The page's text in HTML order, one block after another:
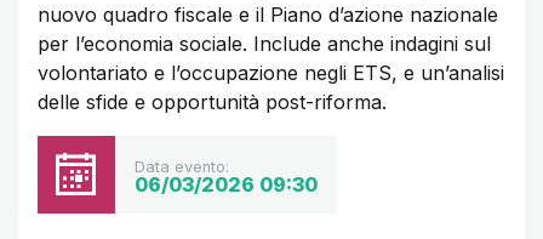
nuovo quadro fiscale e il Piano d’azione nazionale
per l’economia sociale. Include anche indagini sul
volontariato e l’occupazione negli ETS, e un’analisi
delle sfide e opportunità post-riforma.
Data evento:
06/03/2026 09:30